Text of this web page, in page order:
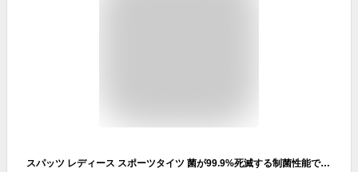
スパッツ レディース スポーツタイツ 菌が99.9%死滅する制菌性能で臭わない レギンス タイツ メンズ レディース 着圧 加圧 スポーツウェア トレーニングウェア ランニングウェア ランニング トレーニング スポーツ アウトドア 服